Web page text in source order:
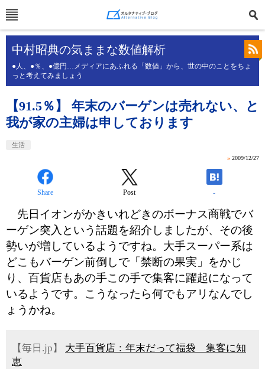
中村昭典の気ままな数値解析
●人、●％、●億円…メディアにあふれる「数値」から、世の中のことをちょ
っと考えてみましょう
【91.5％】 年末のバーゲンは売れない、と
我が家の主婦は申しております
生活
» 2009/12/27
Share Post -
先日イオンがかきいれどきのボーナス商戦でバ
ーゲン突入という話題を紹介しましたが、その後
勢いが増しているようですね。大手スーパー系は
どこもバーゲン前倒しで「禁断の果実」をかじ
り、百貨店もあの手この手で集客に躍起になって
いるようです。こうなったら何でもアリなんでし
ょうかね。
【毎日.jp】 大手百貨店：年末だって福袋 集客に知
恵